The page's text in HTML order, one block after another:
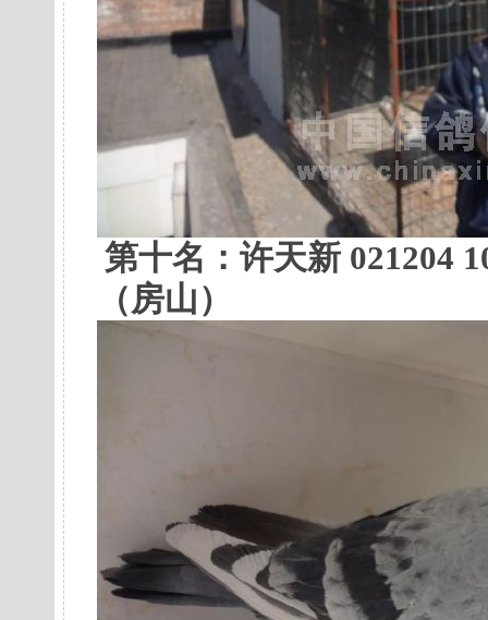
第十名： 许天新 021204
（房山）